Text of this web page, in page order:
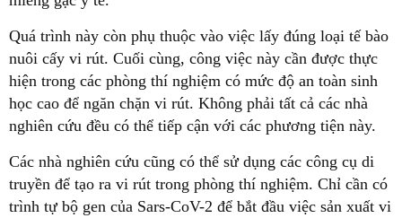
Quá trình này còn phụ thuộc vào việc lấy đúng loại tế bào
nuôi cấy vi rút. Cuối cùng, công việc này cần được thực
hiện trong các phòng thí nghiệm có mức độ an toàn sinh
học cao để ngăn chặn vi rút. Không phải tất cả các nhà
nghiên cứu đều có thể tiếp cận với các phương tiện này.
Các nhà nghiên cứu cũng có thể sử dụng các công cụ di
truyền để tạo ra vi rút trong phòng thí nghiệm. Chỉ cần có
trình tự bộ gen của Sars-CoV-2 để bắt đầu việc sản xuất vi